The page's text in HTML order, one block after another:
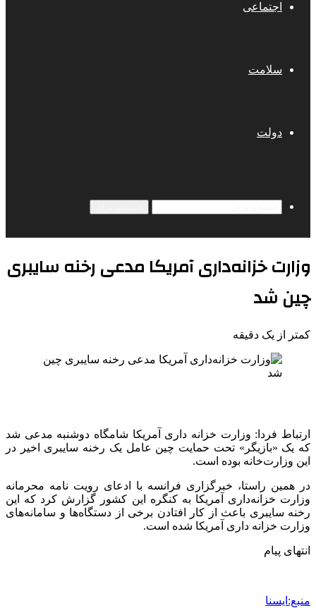
اجتماعی
سلامت
دولت
وزارت‌ خزانه‌داری آمریکا مدعی رخنه سایبری
چین شد
کمتر از یک دقیقه
ارتباط فردا: وزارت خزانه داری آمریکا شامگاه دوشنبه مدعی شد
که یک «بازیگر» تحت حمایت چین عامل یک رخنه سایبری اخیر در
این وزارت‌خانه بوده است.
در همین راستا، خبرگزاری فرانسه با ادعای رویت نامه محرمانه
وزارت خزانه‌داری آمریکا به کنگره این کشور گزارش کرد که این
رخنه سایبری باعث از کار افتادن برخی از دستگاه‌ها و سامانه‌های
وزارت خزانه داری آمریکا شده است.
انتهای پیام
منبع:ایسنا